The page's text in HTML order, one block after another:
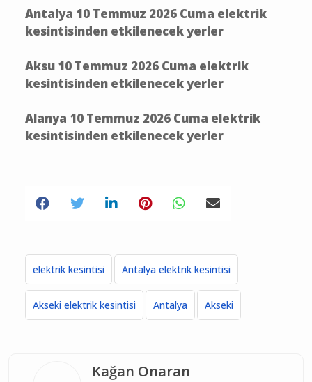
Antalya 10 Temmuz 2026 Cuma elektrik
Aksu 10 Temmuz 2026 Cuma elektrik
Alanya 10 Temmuz 2026 Cuma elektrik
elektrik kesintisi Antalya elektrik kesintisi
Akseki elektrik kesintisi Antalya Akseki